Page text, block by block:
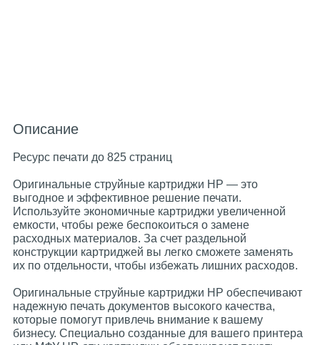
Описание
Ресурс печати до 825 страниц
Оригинальные струйные картриджи HP — это
выгодное и эффективное решение печати.
Используйте экономичные картриджи увеличенной
емкости, чтобы реже беспокоиться о замене
расходных материалов. За счет раздельной
конструкции картриджей вы легко сможете заменять
их по отдельности, чтобы избежать лишних расходов.
Оригинальные струйные картриджи HP обеспечивают
надежную печать документов высокого качества,
которые помогут привлечь внимание к вашему
бизнесу. Специально созданные для вашего принтера